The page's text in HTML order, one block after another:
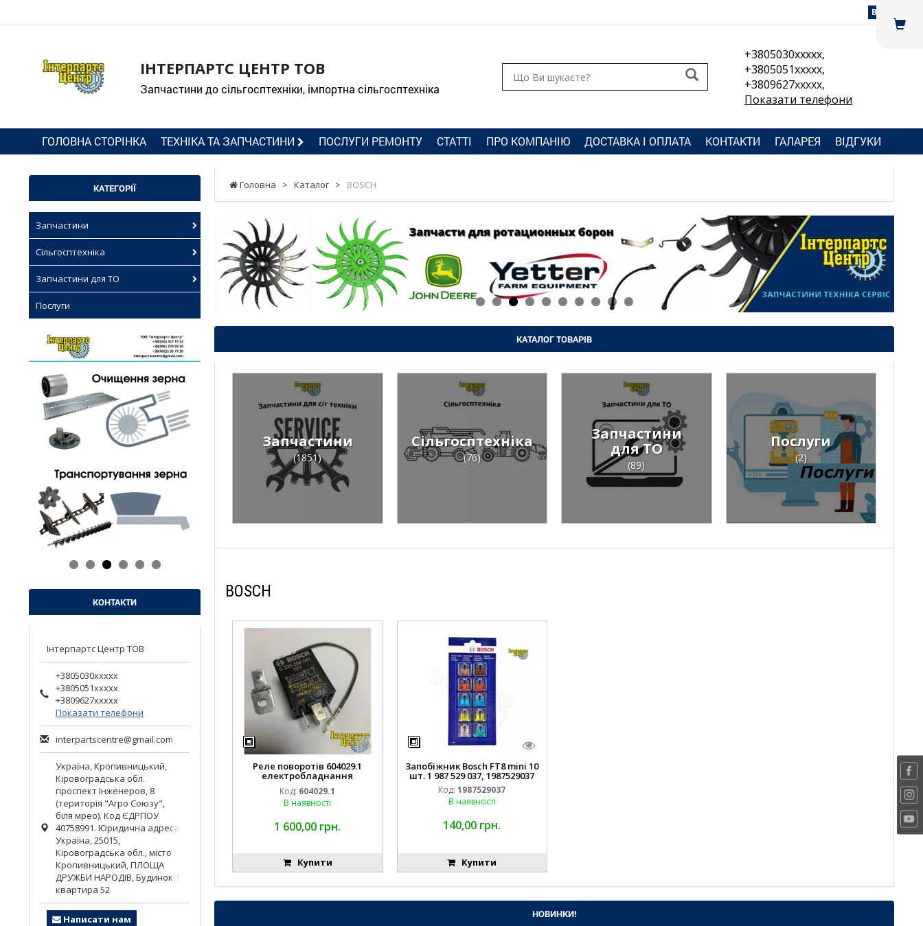
Вхід
ІНТЕРПАРТС ЦЕНТР ТОВ
Запчастини до сільгосптехніки, імпортна сільгосптехніка
+3805030xxxxx,
+3805051xxxxx,
+3809627xxxxx,
Показати телефони
ГОЛОВНА СТОРІНКА ТЕХНІКА ТА ЗАПЧАСТИНИ ПОСЛУГИ РЕМОНТУ СТАТТІ ПРО КОМПАНІЮ ДОСТАВКА І ОПЛАТА КОНТАКТИ ГАЛАРЕЯ ВІДГУКИ
Головна > Каталог > BOSCH
КАТАЛОГ ТОВАРІВ
Запчастини
(1851)
Сільгосптехніка
(76)
Запчастини
для ТО
(89)
Послуги
(2)
BOSCH
Реле поворотів 604029.1
електробладнання
комбайна підходить для
Claas (BOSCH)
Код: 604029.1
В наявності
1 600,00 грн.
Купити
Запобіжник Bosch FT8 mini 10
шт. 1 987 529 037, 1987529037
Код: 1987529037
В наявності
140,00 грн.
Купити
НОВИНКИ!
КАТЕГОРІЇ
Запчастини
Сільгосптехніка
Запчастини для ТО
Послуги
КОНТАКТИ
Інтерпартс Центр ТОВ
+3805030xxxxx
+3805051xxxxx
+3809627xxxxx
Показати телефони
interpartscentre@gmail.com
Україна, Кропивницький
Кіровоградська обл.
проспект Інженеров, 8
(територія "Агро Союзу",
біля мрео). Код ЄДРПОУ
40758991. Юридична адреса:
Україна, 25015,
Кіровоградська обл., місто
Кропивницький, ПЛОЩА
ДРУЖБИ НАРОДІВ, Будинок 1,
квартира 52
Написати нам